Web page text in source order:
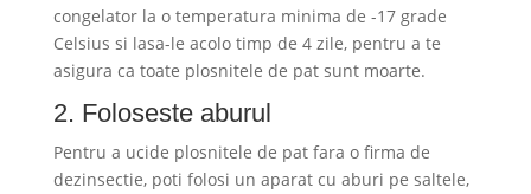
congelator la o temperatura minima de -17 grade
Celsius si lasa-le acolo timp de 4 zile, pentru a te
asigura ca toate plosnitele de pat sunt moarte.
2. Foloseste aburul
Pentru a ucide plosnitele de pat fara o firma de
dezinsectie, poti folosi un aparat cu aburi pe saltele,